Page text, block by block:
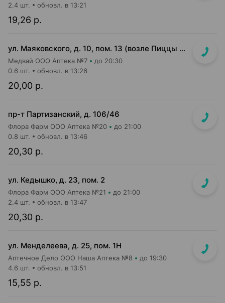
19,26 р.
2.4 шт. обновл. в 13:21
ул. Маяковского, д. 10, пом. 13 (возле Пиццы Мании)
Медвай ООО Аптека №7 до 20:30
20,00 р.
0.6 шт. обновл. в 13:26
пр-т Партизанский, д. 106/46
Флора Фарм ООО Аптека №20 до 21:00
20,30 р.
0.8 шт. обновл. в 13:46
ул. Кедышко, д. 23, пом. 2
Флора Фарм ООО Аптека №21 до 21:00
20,30 р.
2.4 шт. обновл. в 13:47
ул. Менделеева, д. 25, пом. 1Н
Аптечное Дело ООО Наша Аптека №8 до 19:30
15,55 р.
4.6 шт. обновл. в 13:51